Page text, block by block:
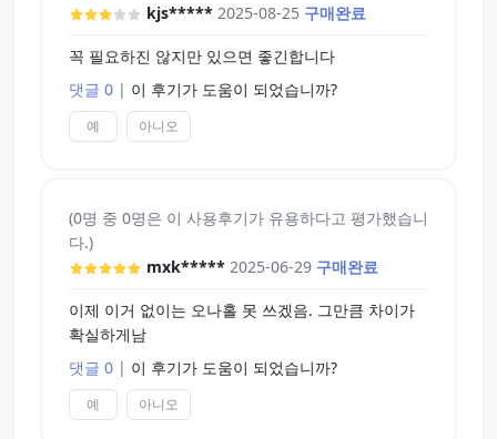
kjs***** 2025-08-25 구매완료
꼭 필요하진 않지만 있으면 좋긴합니다
댓글 0 | 이 후기가 도움이 되었습니까?
예 아니오
(0명 중 0명은 이 사용후기가 유용하다고 평가했습니
다.)
mxk***** 2025-06-29 구매완료
이제 이거 없이는 오나홀 못 쓰겠음. 그만큼 차이가
확실하게남
댓글 0 | 이 후기가 도움이 되었습니까?
예 아니오